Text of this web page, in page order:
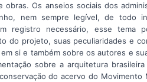
obras. Os anseios sociais dos
nem sempre legível, de todo
registro necessário, esse tema
do projeto, suas peculiaridades e
si e também sobre os autores e
sobre a arquitetura
do acervo do